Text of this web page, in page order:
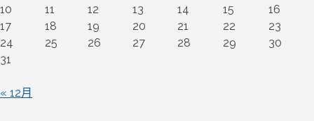
10
11 12 13 14 15
16
17
18 19 20 21 22
23
24
25 26 27 28 29
30
31
« 12月